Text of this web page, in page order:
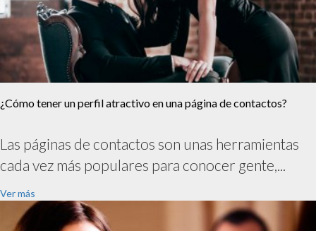
¿Cómo tener un perfil atractivo en una página de contactos?
Las páginas de contactos son unas herramientas
cada vez más populares para conocer gente,...
Ver más